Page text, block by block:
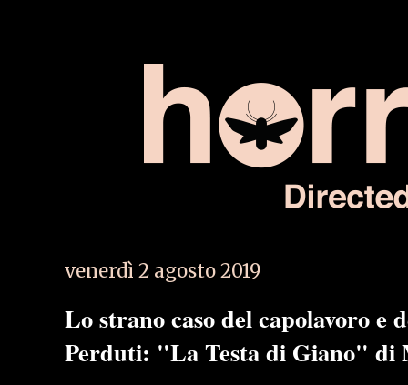
venerdì 2 agosto 2019
Lo strano caso del capolavoro
Perduti: "La Testa di Giano" di